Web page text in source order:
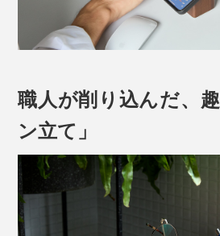
職人が削り込んだ、
ン立て」